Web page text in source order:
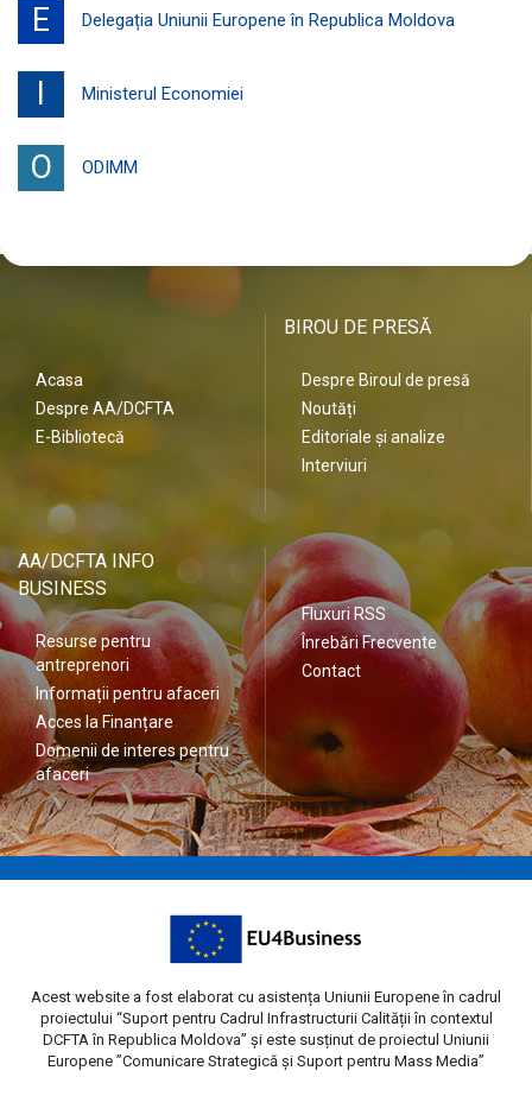
E Delegația Uniunii Europene în Republica Moldova
I Ministerul Economiei
O ODIMM
Acasa
Despre AA/DCFTA
E-Bibliotecă
BIROU DE PRESĂ
Despre Biroul de presă
Noutăți
Editoriale și analize
Interviuri
AA/DCFTA INFO
BUSINESS
Resurse pentru
antreprenori
Informații pentru afaceri
Acces la Finanțare
Domenii de interes pentru
afaceri
Fluxuri RSS
Înrebări Frecvente
Contact
Acest website a fost elaborat cu asistența Uniunii Europene în cadrul
proiectului “Suport pentru Cadrul Infrastructurii Calității în contextul
DCFTA în Republica Moldova” și este susținut de proiectul Uniunii
Europene ”Comunicare Strategică și Suport pentru Mass Media”